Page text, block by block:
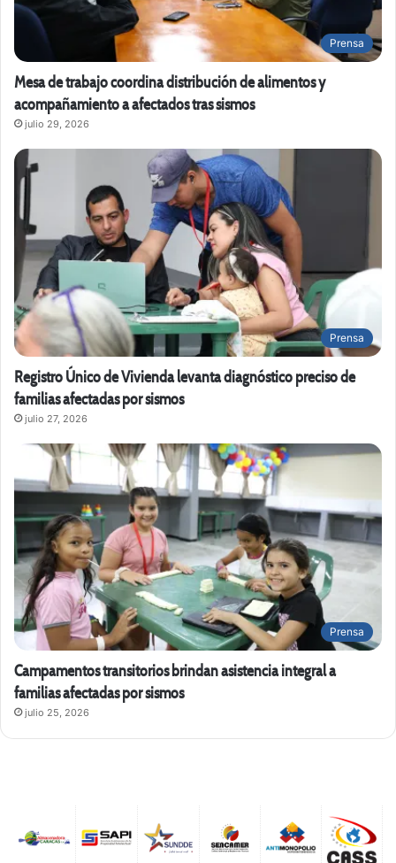
Prensa
Mesa de trabajo coordina distribución de alimentos y
acompañamiento a afectados tras sismos
julio 29, 2026
Prensa
Registro Único de Vivienda levanta diagnóstico preciso de
familias afectadas por sismos
julio 27, 2026
Prensa
Campamentos transitorios brindan asistencia integral a
familias afectadas por sismos
julio 25, 2026